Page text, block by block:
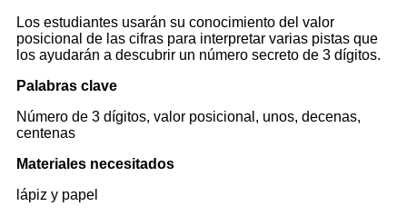
Los estudiantes usarán su conocimiento del valor
posicional de las cifras para interpretar varias pistas que
los ayudarán a descubrir un número secreto de 3 dígitos.
Palabras clave
Número de 3 dígitos, valor posicional, unos, decenas,
centenas
Materiales necesitados
lápiz y papel